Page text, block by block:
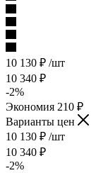
10 130 ₽ /шт
10 340 ₽
-2%
Экономия 210 ₽
Варианты цен
10 130 ₽ /шт
10 340 ₽
-2%